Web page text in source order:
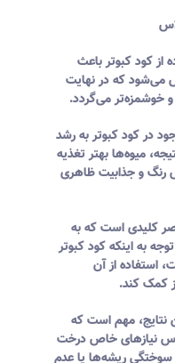
کود کبوتر باعث
می‌شود که در نهایت
و خوشمزه‌تر می‌گردد.
در کود کبوتر به رشد
میوه‌ها بهتر تغذیه
رنگ و جذابیت ظاهری
کلیدی است که به
به اینکه کود کبوتر
استفاده از آن
کمک کند.
نتایج، مهم است که
نیازهای خاص درخت
سوختگی ریشه‌ها یا عدم